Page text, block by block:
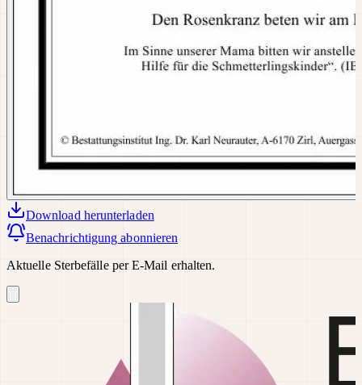
Download herunterladen
Benachrichtigung abonnieren
Aktuelle Sterbefälle per E-Mail erhalten.